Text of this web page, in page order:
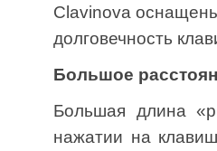
Clavinova
долговечность
Большое
Большая длина
нажатии на